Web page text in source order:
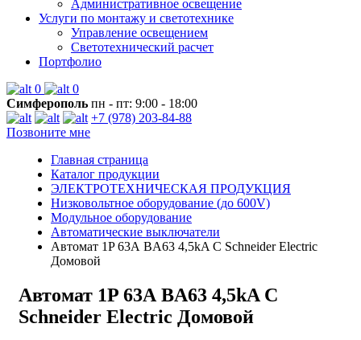
Административное освещение
Услуги по монтажу и светотехнике
Управление освещением
Светотехнический расчет
Портфолио
0
0
Симферополь пн - пт: 9:00 - 18:00
+7 (978) 203-84-88
Позвоните мне
Главная страница
Каталог продукции
ЭЛЕКТРОТЕХНИЧЕСКАЯ ПРОДУКЦИЯ
Низковольтное оборудование (до 600V)
Модульное оборудование
Автоматические выключатели
Автомат 1P 63А BA63 4,5kA С Schneider Electric
Домовой
Автомат 1P 63А BA63 4,5kA С
Schneider Electric Домовой